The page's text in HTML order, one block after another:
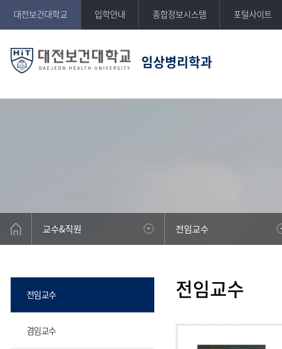
건너뛰기대전보건대학교 입학안내 종합정보시스템 포털사이트
임상병리학과
교수&직원 전임교수
전임교수
겸임교수
전임교수